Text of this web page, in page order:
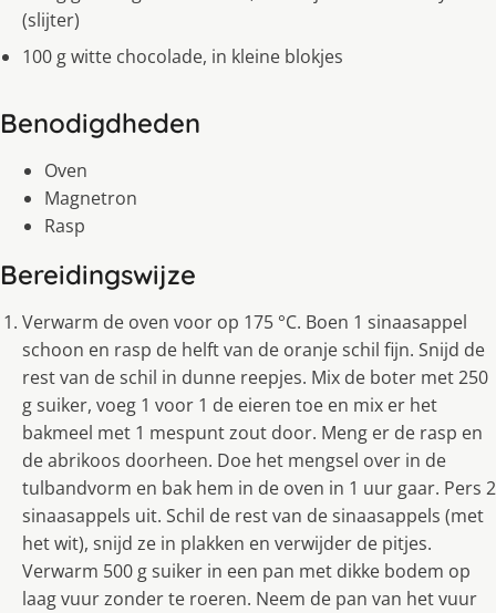
(slijter)
100 g witte chocolade, in kleine blokjes
Benodigdheden
Oven
Magnetron
Rasp
Bereidingswijze
Verwarm de oven voor op 175 °C. Boen 1 sinaasappel
schoon en rasp de helft van de oranje schil fijn. Snijd de
rest van de schil in dunne reepjes. Mix de boter met 250
g suiker, voeg 1 voor 1 de eieren toe en mix er het
bakmeel met 1 mespunt zout door. Meng er de rasp en
de abrikoos doorheen. Doe het mengsel over in de
tulbandvorm en bak hem in de oven in 1 uur gaar. Pers 2
sinaasappels uit. Schil de rest van de sinaasappels (met
het wit), snijd ze in plakken en verwijder de pitjes.
Verwarm 500 g suiker in een pan met dikke bodem op
laag vuur zonder te roeren. Neem de pan van het vuur